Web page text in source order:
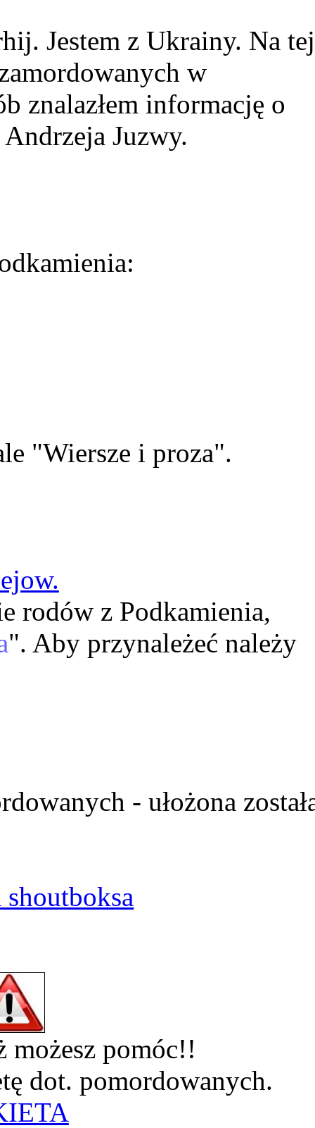
Jestem z Ukrainy. Na tej
w
znalazłem informację o
Juzwy.
"Wiersze i proza".
rodów z Podkamienia,
". Aby przynależeć należy
- ułożona
możesz pomóc!!
dot. pomordowanych.